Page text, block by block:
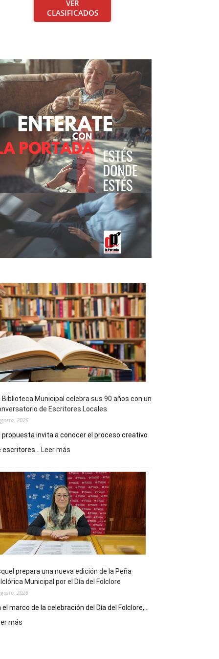
VER
CLASIFICADOS
Biblioteca Municipal celebra sus 90 años con un
de Escritores Locales
2026
propuesta invita a conocer el proceso creativo
escritores...
Leer más
Municipal
celebra
sus
90
años
con
un
Conversatorio
Escritores
Locales
prepara una nueva edición de la Peña
Municipal por el Día del Folclore
2026
el marco de la celebración del Día del Folclore,...
más